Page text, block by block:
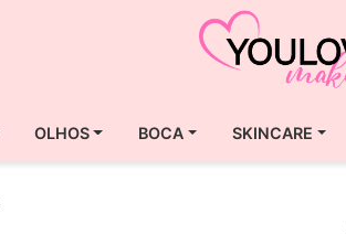
OLHOS BOCA SKINCARE